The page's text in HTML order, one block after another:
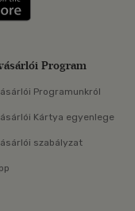
Program
Programunkról
Kártya egyenlege
szabályzat